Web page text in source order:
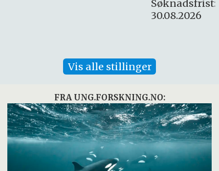
Vis alle stillinger
FRA UNG.FORSKNING.NO: